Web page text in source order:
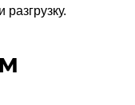
разгрузку.